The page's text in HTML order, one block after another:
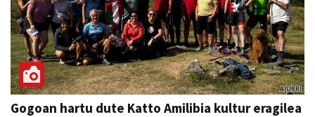
Gogoan hartu dute Katto Amilibia kultur eragilea